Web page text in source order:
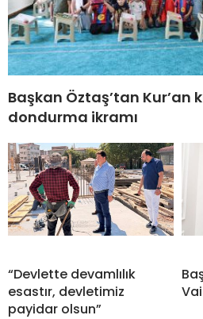
Başkan Öztaş’tan Kur’an
dondurma ikramı
“Devlette devamlılık
esastır, devletimiz
payidar olsun”